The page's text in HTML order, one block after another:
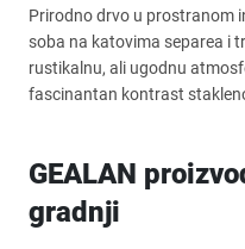
Prirodno drvo u prostranom
soba na katovima separea i
rustikalnu, ali ugodnu
fascinantan kontrast
GEALAN
gradnji